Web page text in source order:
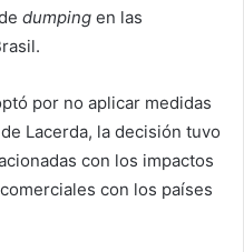
dumping en las
por no aplicar medidas
Lacerda, la decisión tuvo
con los impactos
con los países